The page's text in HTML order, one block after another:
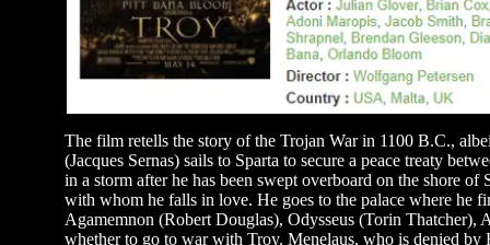
The film retells the story of the Trojan War in 1100 B.C.,
(Jacques Sernas) sails to Sparta to secure a peace treaty
in a storm after he has been swept overboard on the shore
with whom he falls in love. He goes to the palace where he
Agamemnon (Robert Douglas), Odysseus (Torin
whether to go to war with Troy. Menelaus, who is denied by